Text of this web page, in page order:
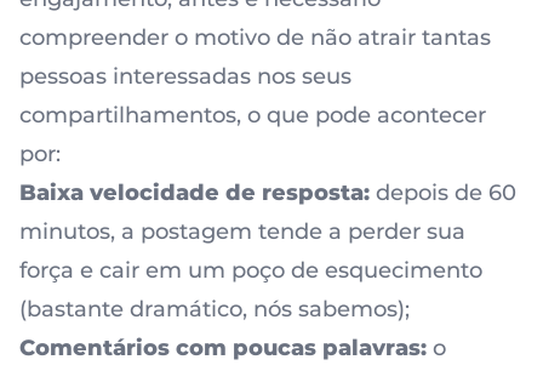
compreender o motivo de não atrair tantas
pessoas interessadas nos seus
compartilhamentos, o que pode acontecer
por:
Baixa velocidade de resposta: depois de 60
minutos, a postagem tende a perder sua
força e cair em um poço de esquecimento
(bastante dramático, nós sabemos);
Comentários com poucas palavras: o